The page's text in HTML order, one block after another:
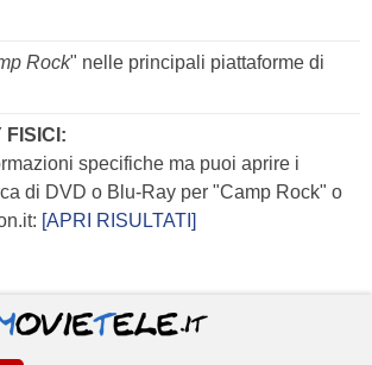
Rock" nelle principali piattaforme di
FISICI:
specifiche ma puoi aprire i
di DVD o Blu-Ray per "Camp Rock" o
[APRI RISULTATI]